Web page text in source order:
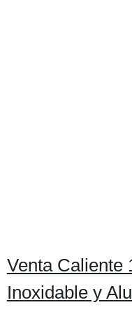
Venta Caliente
Inoxidable y